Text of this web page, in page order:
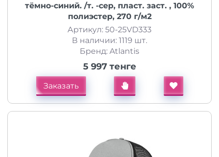
тёмно-синий. /т. -сер, пласт. заст. , 100%
полиэстер, 270 г/м2
Артикул: 50-25VD333
В наличии: 1119 шт.
Бренд: Atlantis
5 997 тенге
Заказать